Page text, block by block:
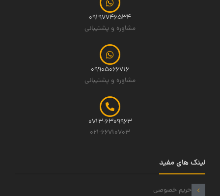
09197746534
مشاوره و پشتیبانی
09905066716
مشاوره و پشتیبانی
0713-6309963
021-66710703
لینک های مفید
حریم خصوصی